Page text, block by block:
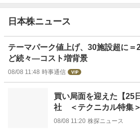
日本株ニュース
テーマパーク値上げ、30施設超に＝
ど続々―コスト増背景
08/08 11:48 時事通信
買い局面を迎えた【25
社 ＜テクニカル特集
08/08 11:20 株探ニュース